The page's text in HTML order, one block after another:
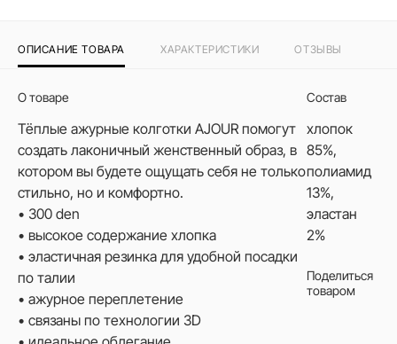
ОПИСАНИЕ ТОВАРА ХАРАКТЕРИСТИКИ ОТЗЫВЫ
О товаре
Тёплые ажурные колготки AJOUR помогут
создать лаконичный женственный образ, в
котором вы будете ощущать себя не только
стильно, но и комфортно.
• 300 den
• высокое содержание хлопка
• эластичная резинка для удобной посадки
по талии
• ажурное переплетение
• связаны по технологии 3D
Состав
хлопок
85%,
полиамид
13%,
эластан
2%
Поделиться
товаром